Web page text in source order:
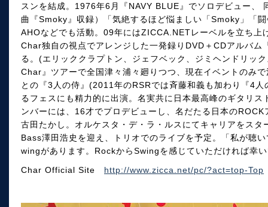
スンを結成。1976年6月『NAVY BLUE』でソロデビュー、
曲『Smoky』収録）「気絶するほど悩ましい「Smoky」「
AHOなどでも活動。09年にはZICCA.NETレーベルを立ち上
Char独自の視点でアレンジした一発録りDVD＋CDアルバ
る。(エリッククラプトン、ジェフベック、ジミヘンドリ
Char』ツアーで全国津々浦々廻りつつ、現在イベントのみ
との『3人の侍』(2011年のRSRでは斉藤和義も加わり『4
るフェスにも精力的に出演。名実共に日本最高峰のギタリ
ンバーには、16才でプロデビューし、名だたる日本の
古田たかし。オルケスタ・デ・ラ・ルスにてキャリアをス
Bass澤田浩史を迎え、トリオでのライブを予定。「私が聴
wingがあります。RockからSwingを感じていただければ幸
Char Official Site http://www.zicca.net/pc/?act=top-Top